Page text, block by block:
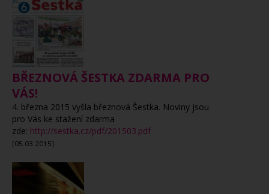
BŘEZNOVÁ ŠESTKA ZDARMA PRO
VÁS!
4. března 2015 vyšla březnová Šestka. Noviny jsou
pro Vás ke stažení zdarma
zde: http://sestka.cz/pdf/201503.pdf
[05.03.2015]